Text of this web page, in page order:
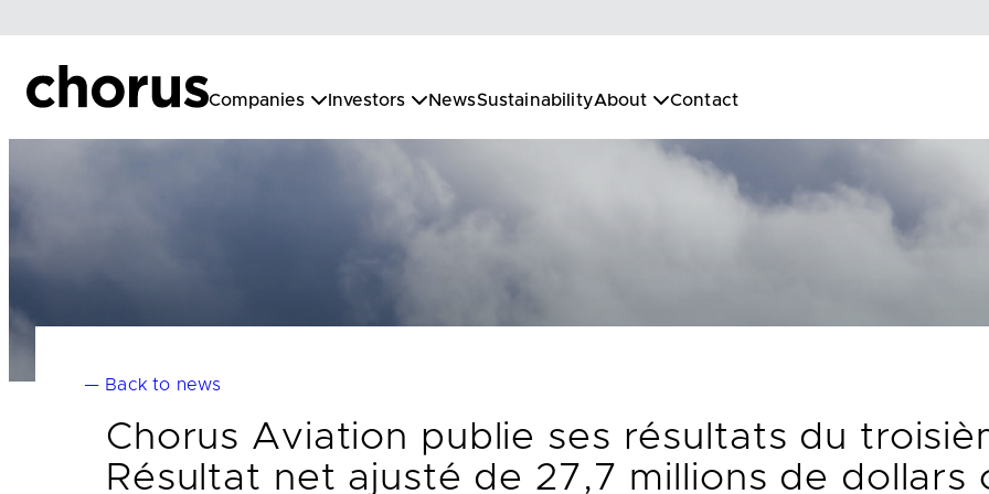
content
Companies Investors NewsSustainabilityAbout Contact
— Back to news
Chorus Aviation publie ses résultats du
Résultat net ajusté de 27,7 millions de dollars